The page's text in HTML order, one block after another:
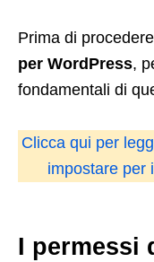
Prima di
per WordPress,
fondamentali di
Clicca qui per
impostare per
I permessi